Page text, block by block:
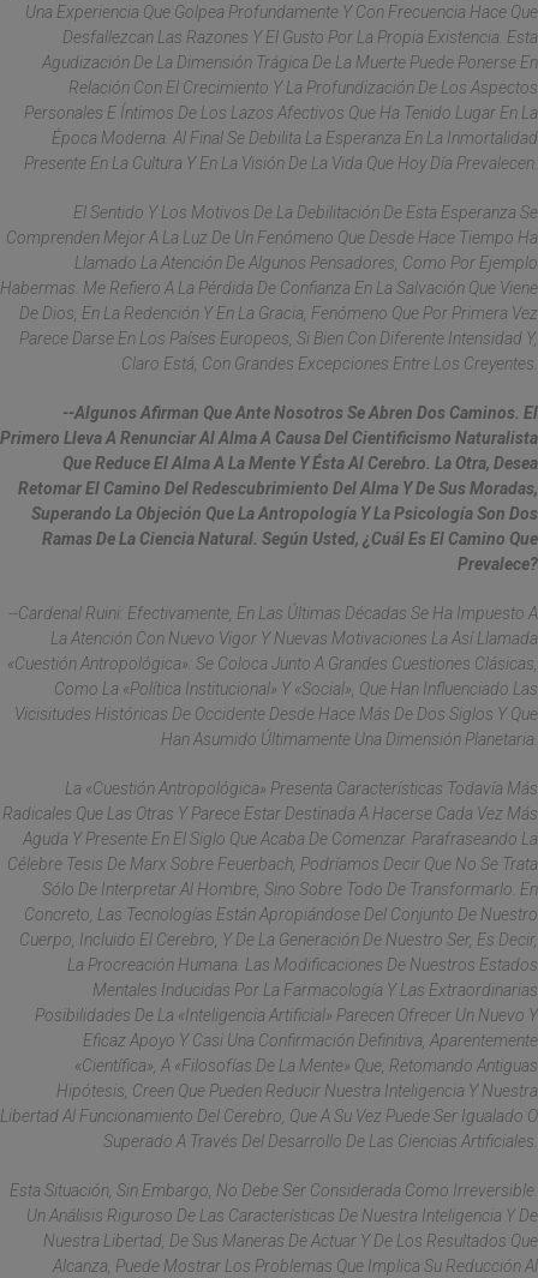
Una Experiencia Que Golpea Profundamente Y Con Frecuencia Hace Que
Desfallezcan Las Razones Y El Gusto Por La Propia Existencia. Esta
Agudización De La Dimensión Trágica De La Muerte Puede Ponerse En
Relación Con El Crecimiento Y La Profundización De Los Aspectos
Personales E Íntimos De Los Lazos Afectivos Que Ha Tenido Lugar En La
Época Moderna. Al Final Se Debilita La Esperanza En La Inmortalidad
Presente En La Cultura Y En La Visión De La Vida Que Hoy Día Prevalecen.
El Sentido Y Los Motivos De La Debilitación De Esta Esperanza Se
Comprenden Mejor A La Luz De Un Fenómeno Que Desde Hace Tiempo Ha
Llamado La Atención De Algunos Pensadores, Como Por Ejemplo
Habermas. Me Refiero A La Pérdida De Confianza En La Salvación Que Viene
De Dios, En La Redención Y En La Gracia, Fenómeno Que Por Primera Vez
Parece Darse En Los Países Europeos, Si Bien Con Diferente Intensidad Y,
Claro Está, Con Grandes Excepciones Entre Los Creyentes.
--Algunos Afirman Que Ante Nosotros Se Abren Dos Caminos. El
Primero Lleva A Renunciar Al Alma A Causa Del Cientificismo Naturalista
Que Reduce El Alma A La Mente Y Ésta Al Cerebro. La Otra, Desea
Retomar El Camino Del Redescubrimiento Del Alma Y De Sus Moradas,
Superando La Objeción Que La Antropología Y La Psicología Son Dos
Ramas De La Ciencia Natural. Según Usted, ¿cuál Es El Camino Que
Prevalece?
--Cardenal Ruini: Efectivamente, En Las Últimas Décadas Se Ha Impuesto A
La Atención Con Nuevo Vigor Y Nuevas Motivaciones La Así Llamada
«cuestión Antropológica»: Se Coloca Junto A Grandes Cuestiones Clásicas,
Como La «política Institucional» Y «social», Que Han Influenciado Las
Vicisitudes Históricas De Occidente Desde Hace Más De Dos Siglos Y Que
Han Asumido Últimamente Una Dimensión Planetaria.
La «cuestión Antropológica» Presenta Características Todavía Más
Radicales Que Las Otras Y Parece Estar Destinada A Hacerse Cada Vez Más
Aguda Y Presente En El Siglo Que Acaba De Comenzar. Parafraseando La
Célebre Tesis De Marx Sobre Feuerbach, Podríamos Decir Que No Se Trata
Sólo De Interpretar Al Hombre, Sino Sobre Todo De Transformarlo. En
Concreto, Las Tecnologías Están Apropiándose Del Conjunto De Nuestro
Cuerpo, Incluido El Cerebro, Y De La Generación De Nuestro Ser, Es Decir,
La Procreación Humana. Las Modificaciones De Nuestros Estados
Mentales Inducidas Por La Farmacología Y Las Extraordinarias
Posibilidades De La «inteligencia Artificial» Parecen Ofrecer Un Nuevo Y
Eficaz Apoyo Y Casi Una Confirmación Definitiva, Aparentemente
«científica», A «filosofías De La Mente» Que, Retomando Antiguas
Hipótesis, Creen Que Pueden Reducir Nuestra Inteligencia Y Nuestra
Libertad Al Funcionamiento Del Cerebro, Que A Su Vez Puede Ser Igualado O
Superado A Través Del Desarrollo De Las Ciencias Artificiales.
Esta Situación, Sin Embargo, No Debe Ser Considerada Como Irreversible.
Un Análisis Riguroso De Las Características De Nuestra Inteligencia Y De
Nuestra Libertad, De Sus Maneras De Actuar Y De Los Resultados Que
Alcanza, Puede Mostrar Los Problemas Que Implica Su Reducción Al